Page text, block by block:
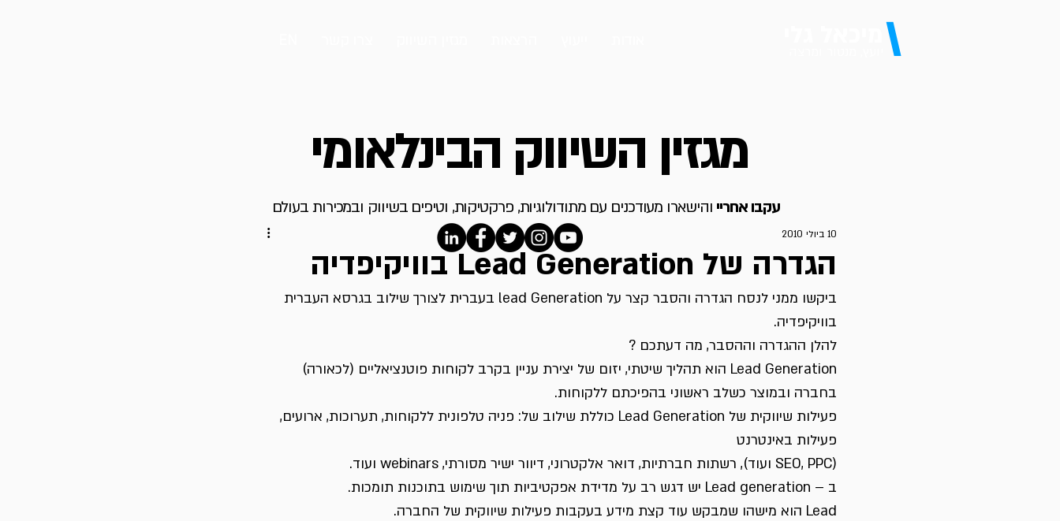
\
מגזין השיווק הבינלאומי
הגדרה של Lead Generation בוויקיפדיה
10 ביולי 2010
ביקשו ממני לנסח הגדרה והסבר קצר על lead Generation בעברית לצורך שילוב בגרסא העברית
בוויקיפדיה.
להלן ההגדרה וההסבר, מה דעתכם ?
Lead Generation הוא תהליך שיטתי, יזום של יצירת עניין בקרב לקוחות פוטנציאליים (לכאורה)
בחברה ובמוצר כשלב ראשוני בהפיכתם ללקוחות.
פעילות שיווקית של Lead Generation כוללת שילוב של: פניה טלפונית ללקוחות, תערוכות, ארועים,
פעילות באינטרנט
(SEO, PPC ועוד), רשתות חברתיות, דואר אלקטרוני, דיוור ישיר מסורתי, webinars ועוד.
ב – Lead generation יש דגש רב על מדידת אפקטיביות תוך שימוש בתוכנות תומכות.
Lead הוא מישהו שמבקש עוד קצת מידע בעקבות פעילות שיווקית של החברה.
עקבו אחריי והישארו מעודכנים עם מתודולוגיות, פרקטיקות, וטיפים בשיווק ובמכירות בעולם